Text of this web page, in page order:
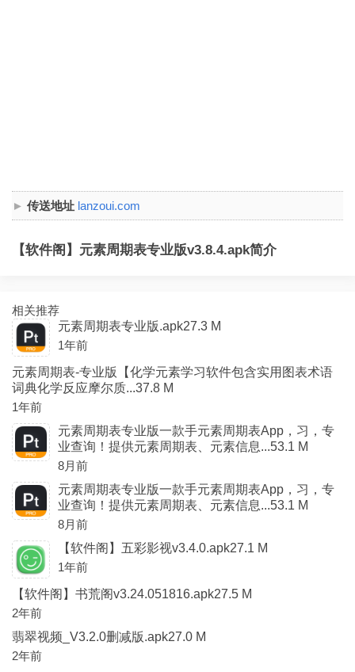
传送地址 lanzoui.com
【软件阁】元素周期表专业版v3.8.4.apk简介
相关推荐
元素周期表专业版.apk27.3 M
1年前
元素周期表-专业版【化学元素学习软件包含实用图表术语
词典化学反应摩尔质...37.8 M
1年前
元素周期表专业版一款手元素周期表App，习，专
业查询！提供元素周期表、元素信息...53.1 M
8月前
元素周期表专业版一款手元素周期表App，习，专
业查询！提供元素周期表、元素信息...53.1 M
8月前
【软件阁】五彩影视v3.4.0.apk27.1 M
1年前
【软件阁】书荒阁v3.24.051816.apk27.5 M
2年前
翡翠视频_V3.2.0删减版.apk27.0 M
2年前